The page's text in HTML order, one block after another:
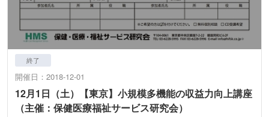
終了
開催日：2018-12-01
12月1日（土）【東京】小規模多機能の収益力向上講座
（主催：保健医療福祉サービス研究会）